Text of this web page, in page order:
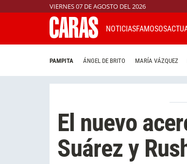
VIERNES 07 DE AGOSTO DEL 2026
NOTICIASFAMOSOS
PAMPITA ÁNGEL DE BRITO MARÍA VÁZQUEZ
El nuevo
Suárez y